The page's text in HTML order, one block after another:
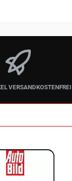
VERSANDKOSTENFREI